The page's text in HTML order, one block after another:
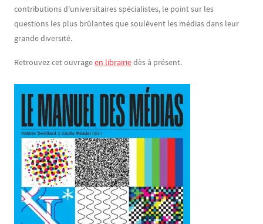
contributions d’universitaires spécialistes, le point sur les
questions les plus brûlantes que soulèvent les médias dans leur
grande diversité.
Retrouvez cet ouvrageen librairiedès à présent.